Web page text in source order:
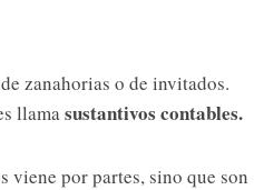
zanahorias o de invitados.
llamasustantivos contables.
viene por partes, sino que son